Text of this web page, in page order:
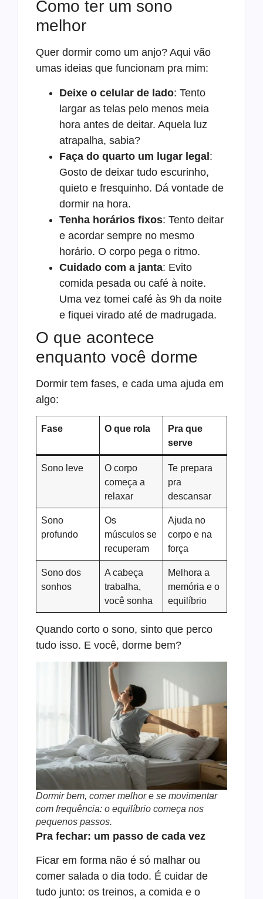
Como ter um sono
melhor
Quer dormir como um anjo? Aqui vão
umas ideias que funcionam pra mim:
Deixe o celular de lado: Tento
largar as telas pelo menos meia
hora antes de deitar. Aquela luz
atrapalha, sabia?
Faça do quarto um lugar legal:
Gosto de deixar tudo escurinho,
quieto e fresquinho. Dá vontade de
dormir na hora.
Tenha horários fixos: Tento deitar
e acordar sempre no mesmo
horário. O corpo pega o ritmo.
Cuidado com a janta: Evito
comida pesada ou café à noite.
Uma vez tomei café às 9h da noite
e fiquei virado até de madrugada.
O que acontece
enquanto você dorme
Dormir tem fases, e cada uma ajuda em
algo:
Fase O que rola
Pra que
serve
Sono leve
O corpo
começa a
relaxar
Te prepara
pra
descansar
Sono
profundo
Os
músculos se
recuperam
Ajuda no
corpo e na
força
Sono dos
sonhos
A cabeça
trabalha,
você sonha
Melhora a
memória e o
equilíbrio
Quando corto o sono, sinto que perco
tudo isso. E você, dorme bem?
Dormir bem, comer melhor e se movimentar
com frequência: o equilíbrio começa nos
pequenos passos.
Pra fechar: um passo de cada vez
Ficar em forma não é só malhar ou
comer salada o dia todo. É cuidar de
tudo junto: os treinos, a comida e o